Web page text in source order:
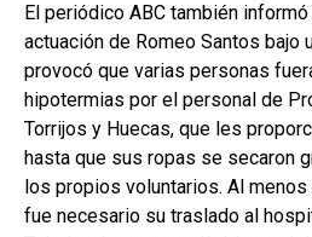
El periódico ABC también
actuación de Romeo Santos bajo
provocó que varias personas
hipotermias por el personal de
Torrijos y Huecas, que les
hasta que sus ropas se secaron
los propios voluntarios. Al
fue necesario su traslado al